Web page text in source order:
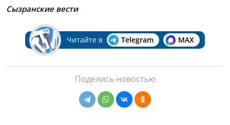
Сызранские вести
Читайте в Telegram MAX
Поделись новостью